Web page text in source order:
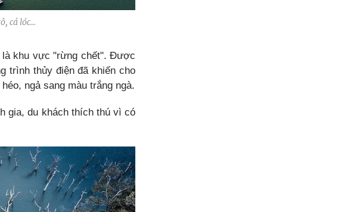
cá lóc...
là khu vực "rừng chết". Được
trình thủy điện đã khiến cho
ngả sang màu trắng ngà.
gia, du khách thích thú vì có